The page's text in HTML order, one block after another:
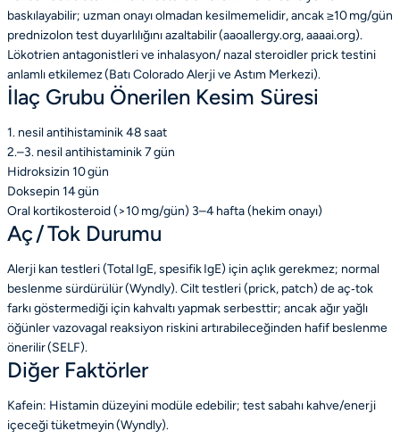
baskılayabilir; uzman onayı olmadan kesilmemelidir, ancak ≥10 mg/gün
prednizolon test duyarlılığını azaltabilir (aaoallergy.org, aaaai.org).
Lökotrien antagonistleri ve inhalasyon/ nazal steroidler prick testini
anlamlı etkilemez (Batı Colorado Alerji ve Astım Merkezi).
İlaç Grubu Önerilen Kesim Süresi
1. nesil antihistaminik48 saat
2.–3. nesil antihistaminik7 gün
Hidroksizin 10 gün
Doksepin 14 gün
Oral kortikosteroid (>10 mg/gün) 3–4 hafta (hekim onayı)
Aç / Tok Durumu
Alerji kan testleri (Total IgE, spesifik IgE) için açlık gerekmez; normal
beslenme sürdürülür (Wyndly). Cilt testleri (prick, patch) de aç‑tok
farkı göstermediği için kahvaltı yapmak serbesttir; ancak ağır yağlı
öğünler vazovagal reaksiyon riskini artırabileceğinden hafif beslenme
önerilir (SELF).
Diğer Faktörler
Kafein: Histamin düzeyini modüle edebilir; test sabahı kahve/enerji
içeceği tüketmeyin (Wyndly).